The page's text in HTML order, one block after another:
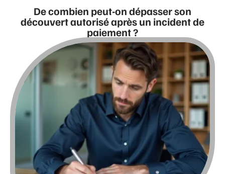
De combien peut-on dépasser son
découvert autorisé après un incident de
paiement ?